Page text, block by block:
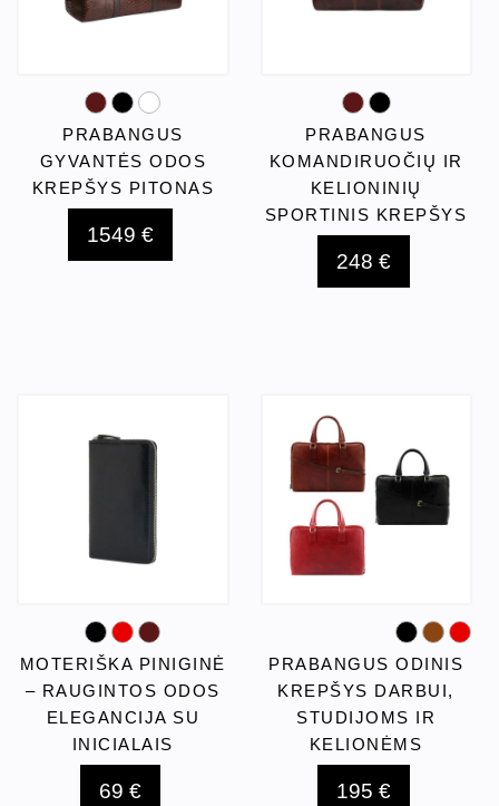
PRABANGUS
GYVANTĖS ODOS
KREPŠYS PITONAS
1549 €
PRABANGUS
KOMANDIRUOČIŲ IR
KELIONINIŲ
SPORTINIS KREPŠYS
248 €
MOTERIŠKA PINIGINĖ
– RAUGINTOS ODOS
ELEGANCIJA SU
INICIALAIS
69 €
PRABANGUS ODINIS
KREPŠYS DARBUI,
STUDIJOMS IR
KELIONĖMS
195 €